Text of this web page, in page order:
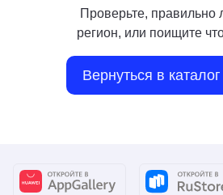
Проверьте, правильно
регион, или поищите
Вернуться в